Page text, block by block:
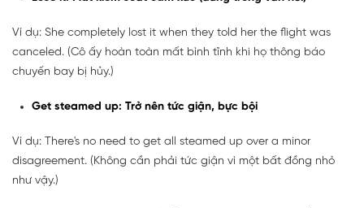
Ví dụ: She completely lost it when they told her the flight was
canceled. (Cô ấy hoàn toàn mất bình tĩnh khi họ thông báo
chuyến bay bị hủy.)
Get steamed up: Trở nên tức giận, bực bội
Ví dụ: There's no need to get all steamed up over a minor
disagreement. (Không cần phải tức giận vì một bất đồng nhỏ
như vậy.)